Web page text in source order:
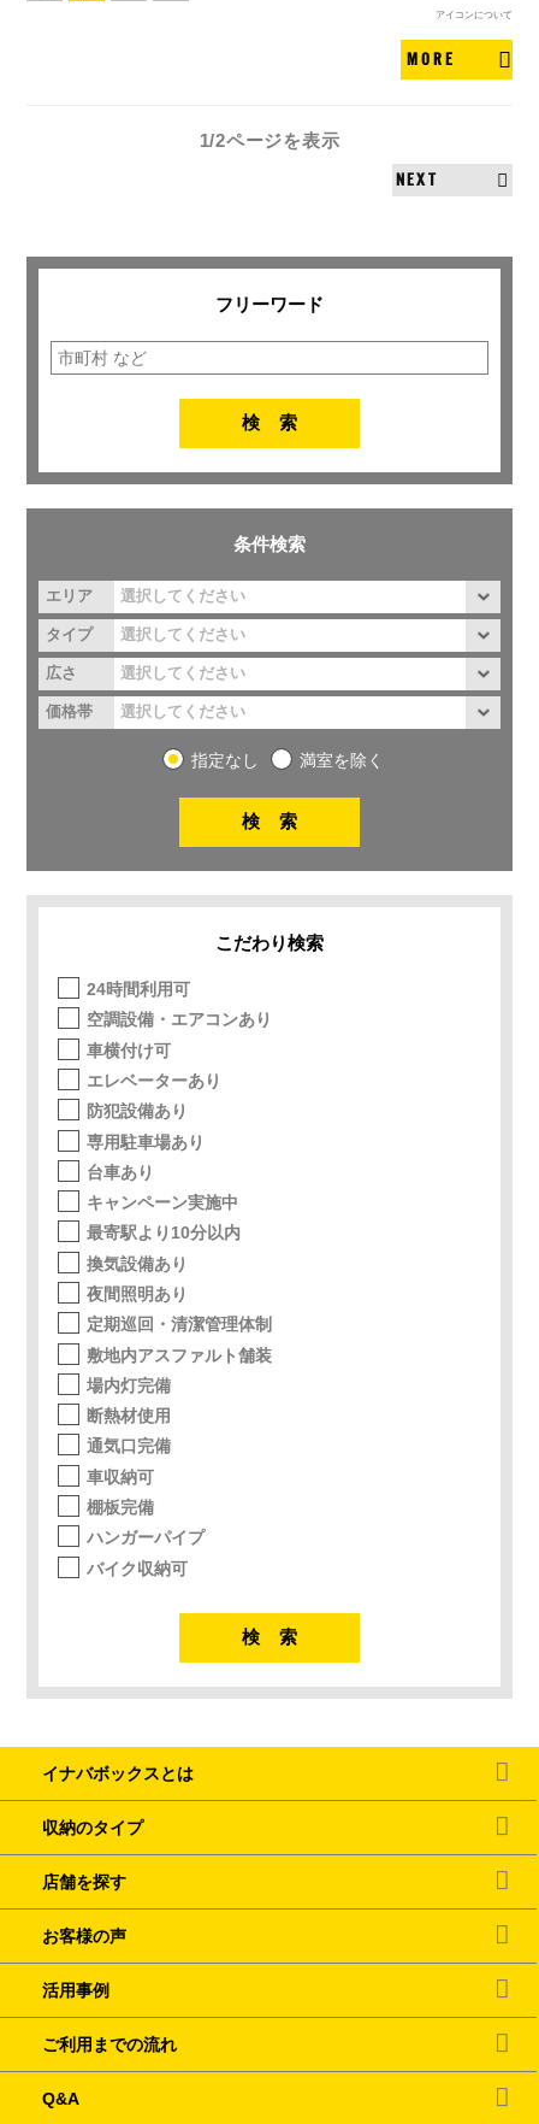
アイコンについて
MORE
1/2ページを表示
NEXT
フリーワード
条件検索
エリア
タイプ
広さ
価格帯
指定なし 満室を除く
こだわり検索
24時間利用可
空調設備・エアコンあり
車横付け可
エレベーターあり
防犯設備あり
専用駐車場あり
台車あり
キャンペーン実施中
最寄駅より10分以内
換気設備あり
夜間照明あり
定期巡回・清潔管理体制
敷地内アスファルト舗装
場内灯完備
断熱材使用
通気口完備
車収納可
棚板完備
ハンガーパイプ
バイク収納可
イナバボックスとは
収納のタイプ
店舗を探す
お客様の声
活用事例
ご利用までの流れ
Q&A